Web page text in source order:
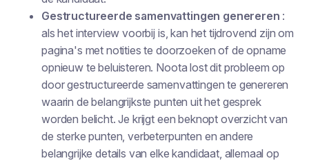
Gestructureerde samenvattingen genereren :
als het interview voorbij is, kan het tijdrovend zijn om
pagina's met notities te doorzoeken of de opname
opnieuw te beluisteren. Noota lost dit probleem op
door gestructureerde samenvattingen te genereren
waarin de belangrijkste punten uit het gesprek
worden belicht. Je krijgt een beknopt overzicht van
de sterke punten, verbeterpunten en andere
belangrijke details van elke kandidaat, allemaal op